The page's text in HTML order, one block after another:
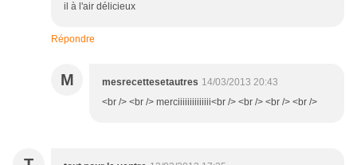
il à l'air délicieux
Répondre
M mesrecettesetautres 14/03/2013 20:43
<br /> <br /> merciiiiiiiiiiiiii<br /> <br /> <br /> <br />